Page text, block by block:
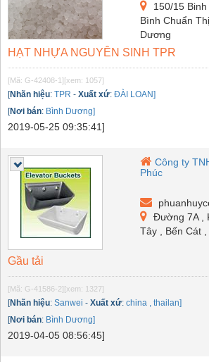
150/15
Bình Chuẩn
Dương
HẠT NHỰA NGUYÊN SINH TPR
[Mã: G-42408-1] [xem: 1057]
[Nhãn hiệu: TPR - Xuất xứ: ĐÀI LOAN]
[Nơi bán: Bình Dương]
2019-05-25 09:35:41]
Công ty
Phúc
Đường 7A ,
Tây , Bến Cát
Gầu tải
[Mã: G-41586-2] [xem: 1327]
[Nhãn hiệu: Sanwei - Xuất xứ: china , thailan]
[Nơi bán: Bình Dương]
2019-04-05 08:56:45]